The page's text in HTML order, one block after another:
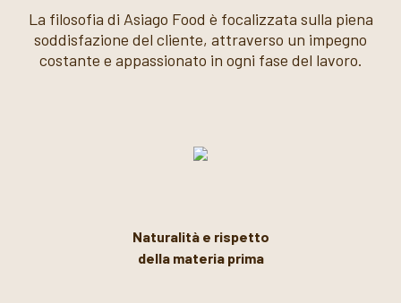
La filosofia di Asiago Food è focalizzata sulla piena
soddisfazione del cliente, attraverso un impegno
costante e appassionato in ogni fase del lavoro.
Naturalità e rispetto
della materia prima